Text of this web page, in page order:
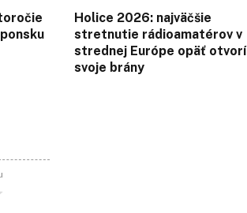
Holice 2026: najväčšie
stretnutie rádioamatérov v
strednej Európe opäť otvorí
svoje brány